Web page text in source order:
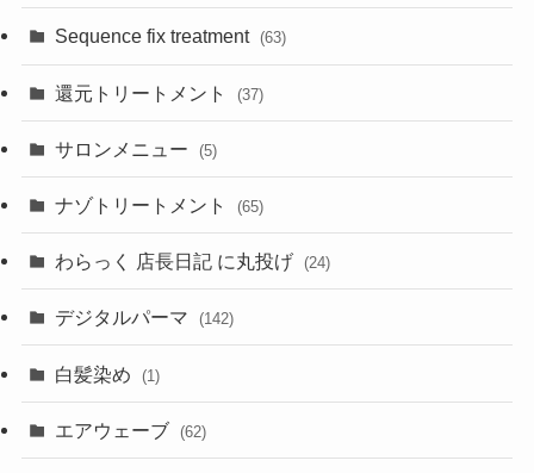
Sequence fix treatment (63)
還元トリートメント (37)
サロンメニュー (5)
ナゾトリートメント (65)
わらっく 店長日記 に丸投げ (24)
デジタルパーマ (142)
白髪染め (1)
エアウェーブ (62)